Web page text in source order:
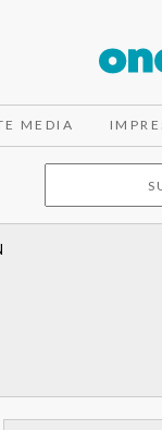
MEDIA